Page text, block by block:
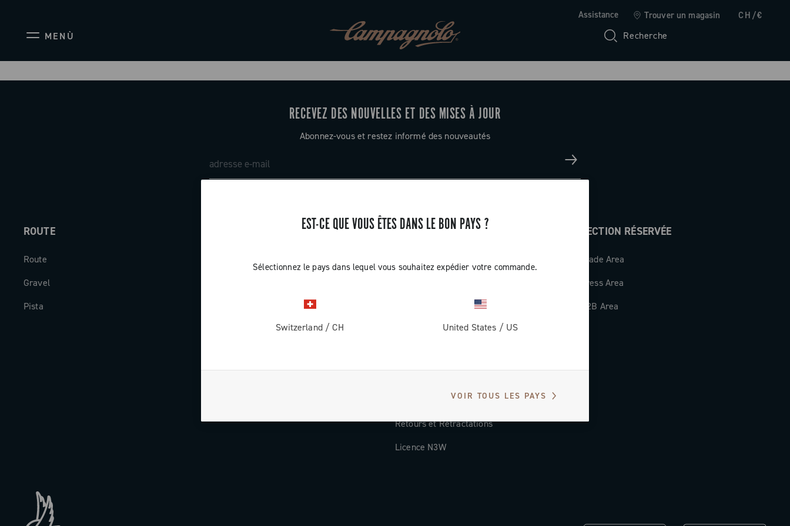
Assistance Trouver un magasin CH/€
MENÙ Recherche
EST-CE QUE VOUS ÊTES DANS LE BON PAYS ?
Sélectionnez le pays dans lequel vous souhaitez expédier votre commande.
Switzerland / CH United States / US
VOIR TOUS LES PAYS
RECEVEZ DES NOUVELLES ET DES MISES À JOUR
Abonnez-vous et restez informé des nouveautés
ROUTE
Route
Gravel
Pista
Travailler avec nous
ASSISTANCE
Pays et délais de livraison
Retours et Rétractations
Licence N3W
SECTION RÉSERVÉE
Trade Area
Press Area
B2B Area